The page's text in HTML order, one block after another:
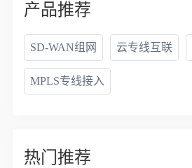
产品推荐
SD-WAN组网 云专线互联
MPLS专线接入
热门推荐